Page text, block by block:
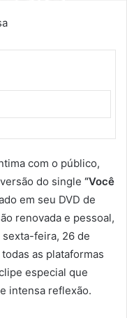
com o público,
do single “Você
em seu DVD de
renovada e pessoal,
sexta-feira, 26 de
as plataformas
especial que
intensa reflexão.